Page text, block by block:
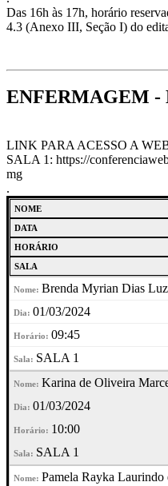
Das 16h às 17h, horário
4.3 (Anexo III, Seção I) do
ENFERMAGEM -
LINK PARA ACESSO A
SALA 1: https://
mg
.
NOME
DATA
HORÁRIO
SALA
Brenda Myrian Dias
01/03/2024
09:45
SALA 1
Karina de Oliveira
01/03/2024
10:00
SALA 1
Pamela Rayka Laurindo